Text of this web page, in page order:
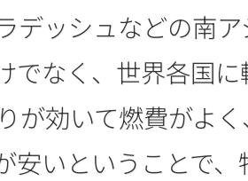
デッシュなどの南
でなく、世界各国
が効いて燃費がよ
安いということで